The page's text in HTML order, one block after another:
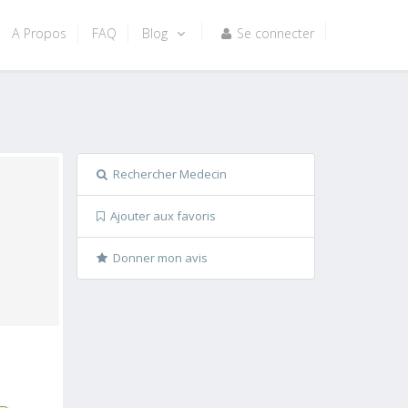
A Propos FAQ Blog Se connecter
Rechercher Medecin
Ajouter aux favoris
Donner mon avis